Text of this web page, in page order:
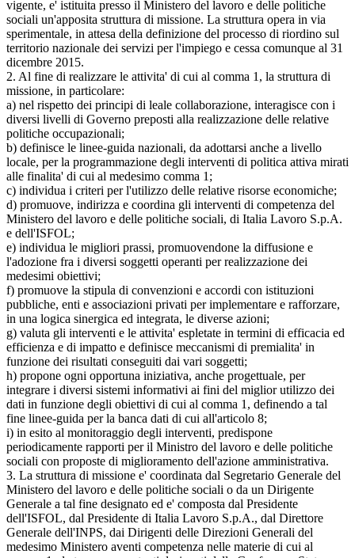
vigente, e' istituita presso il Ministero del lavoro e delle politiche
sociali un'apposita struttura di missione. La struttura opera in via
sperimentale, in attesa della definizione del processo di riordino sul
territorio nazionale dei servizi per l'impiego e cessa comunque al 31
dicembre 2015.
2. Al fine di realizzare le attivita' di cui al comma 1, la struttura di
missione, in particolare:
a) nel rispetto dei principi di leale collaborazione, interagisce con i
diversi livelli di Governo preposti alla realizzazione delle relative
politiche occupazionali;
b) definisce le linee-guida nazionali, da adottarsi anche a livello
locale, per la programmazione degli interventi di politica attiva mirati
alle finalita' di cui al medesimo comma 1;
c) individua i criteri per l'utilizzo delle relative risorse economiche;
d) promuove, indirizza e coordina gli interventi di competenza del
Ministero del lavoro e delle politiche sociali, di Italia Lavoro S.p.A.
e dell'ISFOL;
e) individua le migliori prassi, promuovendone la diffusione e
l'adozione fra i diversi soggetti operanti per realizzazione dei
medesimi obiettivi;
f) promuove la stipula di convenzioni e accordi con istituzioni
pubbliche, enti e associazioni privati per implementare e rafforzare,
in una logica sinergica ed integrata, le diverse azioni;
g) valuta gli interventi e le attivita' espletate in termini di efficacia ed
efficienza e di impatto e definisce meccanismi di premialita' in
funzione dei risultati conseguiti dai vari soggetti;
h) propone ogni opportuna iniziativa, anche progettuale, per
integrare i diversi sistemi informativi ai fini del miglior utilizzo dei
dati in funzione degli obiettivi di cui al comma 1, definendo a tal
fine linee-guida per la banca dati di cui all'articolo 8;
i) in esito al monitoraggio degli interventi, predispone
periodicamente rapporti per il Ministro del lavoro e delle politiche
sociali con proposte di miglioramento dell'azione amministrativa.
3. La struttura di missione e' coordinata dal Segretario Generale del
Ministero del lavoro e delle politiche sociali o da un Dirigente
Generale a tal fine designato ed e' composta dal Presidente
dell'ISFOL, dal Presidente di Italia Lavoro S.p.A., dal Direttore
Generale dell'INPS, dai Dirigenti delle Direzioni Generali del
medesimo Ministero aventi competenza nelle materie di cui al